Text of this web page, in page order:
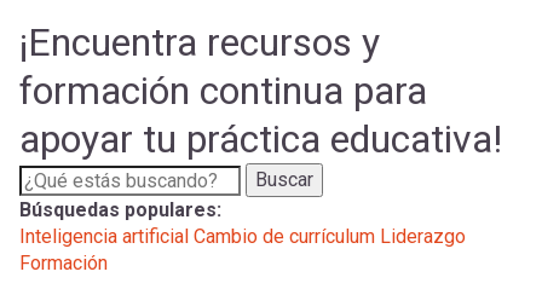
Menú
entrar
a
mi
Expand
Comunidad
Exploración
Expand
[Educarchile
Inicia
sesión
¡Encuentra recursos y
formación continua para
apoyar tu práctica educativa!
Buscar
Búsquedas populares:
Inteligencia artificial Cambio de currículum Liderazgo
Formación
registrarte.
Inicia sesión.